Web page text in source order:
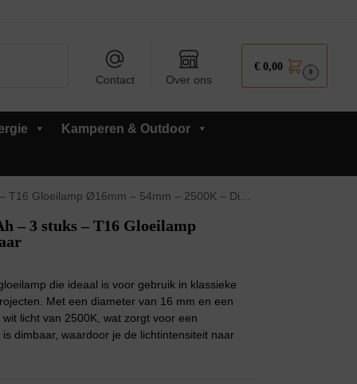
Contact Over ons
€ 0,00 0
Kamperen & Outdoor
Gloeilamp Ø16mm – 54mm – 2500K – Dimbaar
– 3 stuks – T16 Gloeilamp
die ideaal is voor gebruik in klassieke
Met een diameter van 16 mm en een
licht van 2500K, wat zorgt voor een
dimbaar, waardoor je de lichtintensiteit naar